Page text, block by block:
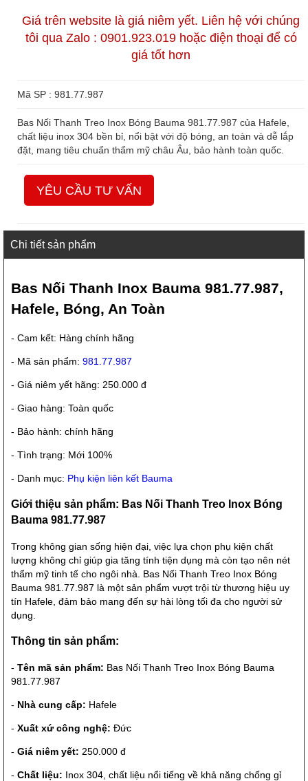
Giá trên website là giá niêm yết. Liên hệ với chúng
tôi qua Zalo : 0901.923.019 hoặc điện thoại để có
giá tốt hơn
Mã SP : 981.77.987
Bas Nối Thanh Treo Inox Bóng Bauma 981.77.987 của Hafele,
chất liệu inox 304 bền bỉ, nổi bật với độ bóng, an toàn và dễ lắp
đặt, mang tiêu chuẩn thẩm mỹ châu Âu, bảo hành toàn quốc.
YÊU CẦU TƯ VẤN
Chi tiết sản phẩm
Bas Nối Thanh Inox Bauma 981.77.987,
Hafele, Bóng, An Toàn
- Cam kết: Hàng chính hãng
- Mã sản phẩm: 981.77.987
- Giá niêm yết hãng: 250.000 đ
- Giao hàng: Toàn quốc
- Bảo hành: chính hãng
- Tình trạng: Mới 100%
- Danh mục: Phụ kiện liên kết Bauma
Giới thiệu sản phẩm: Bas Nối Thanh Treo Inox Bóng
Bauma 981.77.987
Trong không gian sống hiện đại, việc lựa chọn phụ kiện chất
lượng không chỉ giúp gia tăng tính tiện dụng mà còn tạo nên nét
thẩm mỹ tinh tế cho ngôi nhà. Bas Nối Thanh Treo Inox Bóng
Bauma 981.77.987 là một sản phẩm vượt trội từ thương hiệu uy
tín Hafele, đảm bảo mang đến sự hài lòng tối đa cho người sử
dụng.
Thông tin sản phẩm:
- Tên mã sản phẩm: Bas Nối Thanh Treo Inox Bóng Bauma
981.77.987
- Nhà cung cấp: Hafele
- Xuất xứ công nghệ: Đức
- Giá niêm yết: 250.000 đ
- Chất liệu: Inox 304, chất liệu nổi tiếng về khả năng chống gỉ